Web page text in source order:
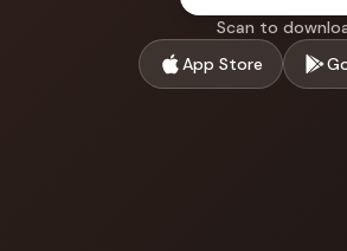
Scan to
App Store